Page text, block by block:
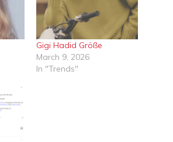
Gigi Hadid Größe
March 9, 2026
In "Trends"